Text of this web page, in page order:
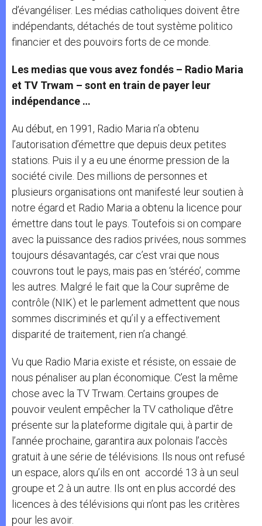
d’évangéliser. Les médias catholiques doivent être
indépendants, détachés de tout système politico
financier et des pouvoirs forts de ce monde.
Les medias que vous avez fondés – Radio Maria
et TV Trwam – sont en train de payer leur
indépendance …
Au début, en 1991, Radio Maria n’a obtenu
l’autorisation d’émettre que depuis deux petites
stations. Puis il y a eu une énorme pression de la
société civile. Des millions de personnes et
plusieurs organisations ont manifesté leur soutien à
notre égard et Radio Maria a obtenu la licence pour
émettre dans tout le pays. Toutefois si on compare
avec la puissance des radios privées, nous sommes
toujours désavantagés, car c’est vrai que nous
couvrons tout le pays, mais pas en ‘stéréo’, comme
les autres. Malgré le fait que la Cour suprême de
contrôle (NIK) et le parlement admettent que nous
sommes discriminés et qu’il y a effectivement
disparité de traitement, rien n’a changé.
Vu que Radio Maria existe et résiste, on essaie de
nous pénaliser au plan économique. C’est la même
chose avec la TV Trwam. Certains groupes de
pouvoir veulent empêcher la TV catholique d’être
présente sur la plateforme digitale qui, à partir de
l’année prochaine, garantira aux polonais l’accès
gratuit à une série de télévisions. Ils nous ont refusé
un espace, alors qu’ils en ont accordé 13 à un seul
groupe et 2 à un autre. Ils ont en plus accordé des
licences à des télévisions qui n’ont pas les critères
pour les avoir.